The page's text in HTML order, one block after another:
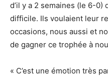
d’il y a 2 semaines (le 6-0)
difficile. Ils voulaient leur
occasions, nous aussi et
de gagner ce trophée à
« C’est une émotion très